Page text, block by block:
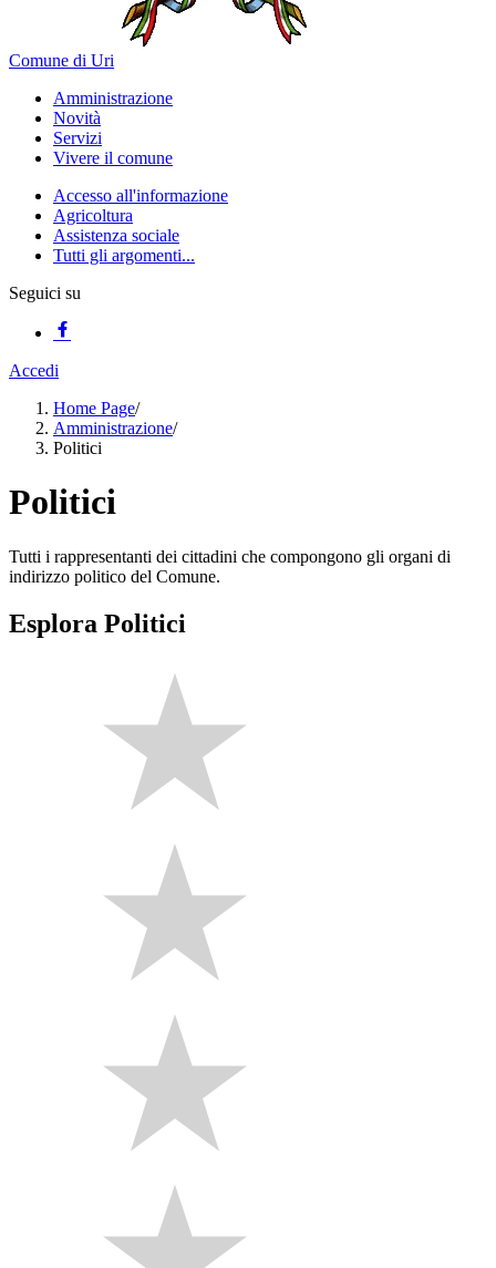
Comune di Uri
Amministrazione
Novità
Servizi
Vivere il comune
Accesso all'informazione
Agricoltura
Assistenza sociale
Tutti gli argomenti...
Seguici su
Accedi
Home Page/
Amministrazione/
Politici
Politici
Tutti i rappresentanti dei cittadini che compongono gli organi di
indirizzo politico del Comune.
Esplora Politici